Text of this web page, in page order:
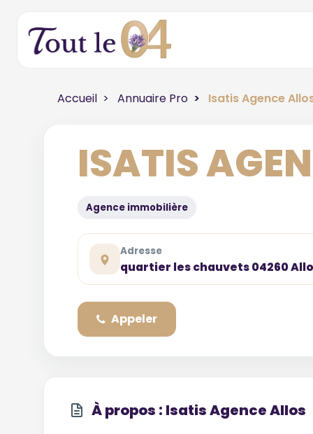
Accueil Annuaire Pro Isatis Agence
ISATIS
Agence immobilière
Adresse
quartier les chauvets 04260
Appeler
À propos : Isatis Agence Allos